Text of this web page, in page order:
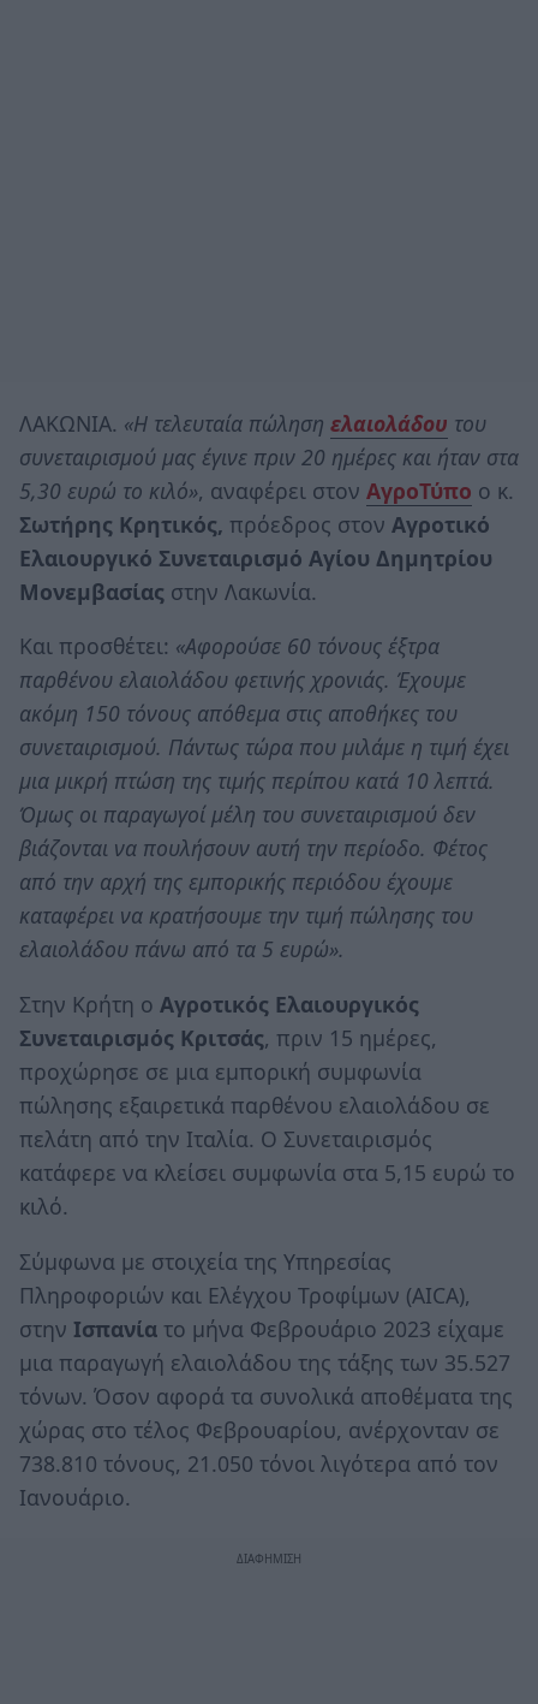
ΛΑΚΩΝΙΑ. «Η τελευταία πώληση ελαιολάδου του
συνεταιρισμού μας έγινε πριν 20 ημέρες και ήταν στα
5,30 ευρώ το κιλό», αναφέρει στον ΑγροΤύπο ο κ.
Σωτήρης Κρητικός, πρόεδρος στον Αγροτικό
Ελαιουργικό Συνεταιρισμό Αγίου Δημητρίου
Μονεμβασίας στην Λακωνία.
Και προσθέτει: «Αφορούσε 60 τόνους έξτρα
παρθένου ελαιολάδου φετινής χρονιάς. Έχουμε
ακόμη 150 τόνους απόθεμα στις αποθήκες του
συνεταιρισμού. Πάντως τώρα που μιλάμε η τιμή έχει
μια μικρή πτώση της τιμής περίπου κατά 10 λεπτά.
Όμως οι παραγωγοί μέλη του συνεταιρισμού δεν
βιάζονται να πουλήσουν αυτή την περίοδο. Φέτος
από την αρχή της εμπορικής περιόδου έχουμε
καταφέρει να κρατήσουμε την τιμή πώλησης του
ελαιολάδου πάνω από τα 5 ευρώ».
Στην Κρήτη ο Αγροτικός Ελαιουργικός
Συνεταιρισμός Κριτσάς, πριν 15 ημέρες,
προχώρησε σε μια εμπορική συμφωνία
πώλησης εξαιρετικά παρθένου ελαιολάδου σε
πελάτη από την Ιταλία. Ο Συνεταιρισμός
κατάφερε να κλείσει συμφωνία στα 5,15 ευρώ το
κιλό.
Σύμφωνα με στοιχεία της Υπηρεσίας
Πληροφοριών και Ελέγχου Τροφίμων (AICA),
στην Ισπανία το μήνα Φεβρουάριο 2023 είχαμε
μια παραγωγή ελαιολάδου της τάξης των 35.527
τόνων. Όσον αφορά τα συνολικά αποθέματα της
χώρας στο τέλος Φεβρουαρίου, ανέρχονταν σε
738.810 τόνους, 21.050 τόνοι λιγότερα από τον
Ιανουάριο.